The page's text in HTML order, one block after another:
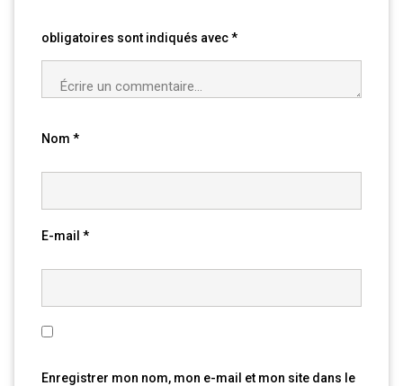
obligatoires sont indiqués avec*
Nom *
E-mail *
Enregistrer mon nom, mon e-mail et mon site dans le